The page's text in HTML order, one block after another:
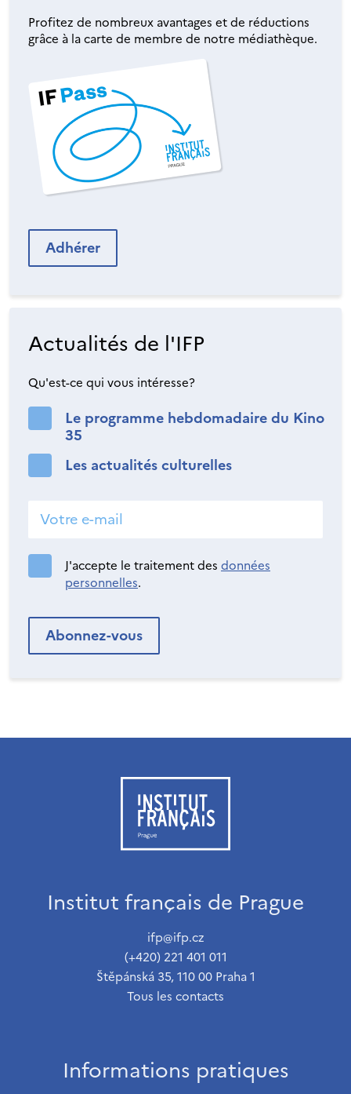
Profitez de nombreux avantages et de réductions
grâce à la carte de membre de notre médiathèque.
Adhérer
Actualités de l'IFP
Qu'est-ce qui vous intéresse?
Le programme hebdomadaire du Kino
35
Les actualités culturelles
J'accepte le traitement des données
personnelles.
Institut français de Prague
ifp@ifp.cz
(+420) 221 401 011
Štěpánská 35, 110 00 Praha 1
Tous les contacts
Informations pratiques